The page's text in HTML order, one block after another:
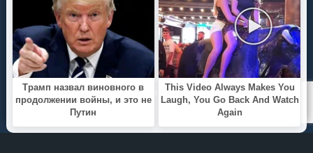
друзьями лучшими аудиокнигами!
© 2021 - 2026 kniga-audio.net. Все права
защищены.